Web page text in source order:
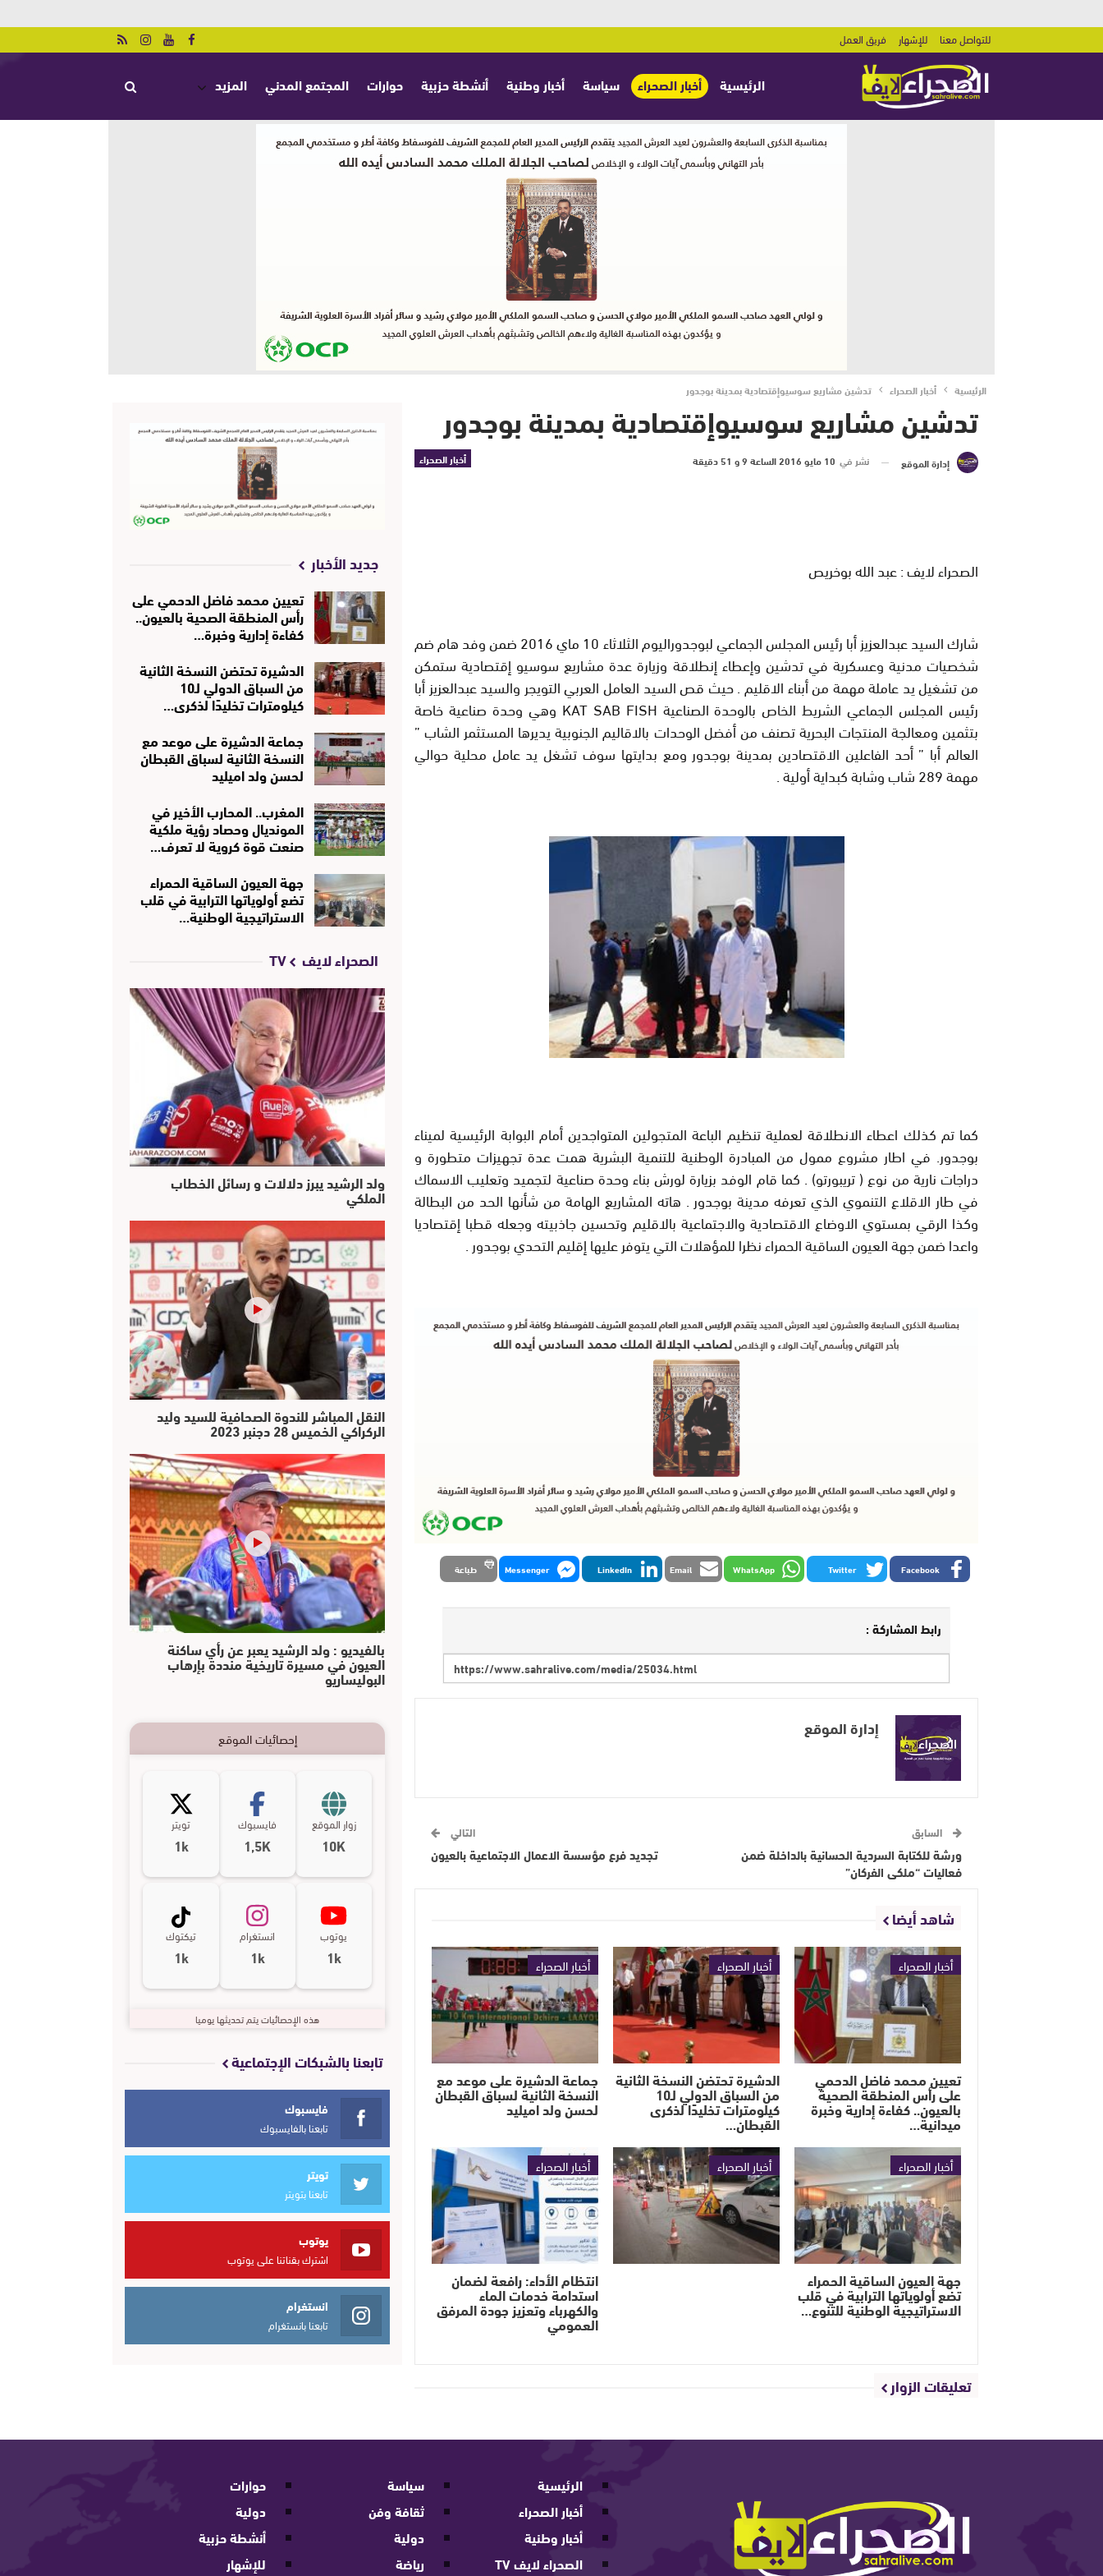
للتواصل معنا للإشهار فريق العمل
الرئيسية أخبار الصحراء سياسة أخبار وطنية أنشطة حزبية حوارات المجتمع المدني المزيد
الرئيسية أخبار الصحراء تدشين مشاريع سوسيوإقتصادية بمدينة بوجدور
تدشين مشاريع سوسيوإقتصادية بمدينة بوجدور
أخبار الصحراء إدارة الموقع نشر في 10 مايو 2016 الساعة 9 و 51 دقيقة
الصحراء لايف : عبد الله بوخريص
شارك السيد عبدالعزيز أبا رئيس المجلس الجماعي لبوجدوراليوم الثلاثاء 10 ماي 2016 ضمن وفد هام ضم
شخصيات مدنية وعسكرية في تدشين وإعطاء إنطلاقة وزيارة عدة مشاريع سوسيو إقتصادية ستمكن
من تشغيل يد عاملة مهمة من أبناء الاقليم.حيث قص السيد العامل العربي التويجر والسيد عبدالعزيز أبا
رئيس المجلس الجماعي الشريط الخاص بالوحدة الصناعية
وهي وحدة صناعية خاصة
بتثمين ومعالجة المنتجات البحرية تصنف من أفضل الوحدات بالاقاليم الجنوبية يديرها المستثمر الشاب ”
العالم أبا ” أحد الفاعلين الاقتصادين بمدينة بوجدور ومع بدايتها سوف تشغل يد عامل محلية حوالي
مهمة289شاب وشابة كبداية أولية.
كما تم كذلك اعطاء الانطلاقة لعملية تنظيم الباعة المتجولين المتواجدين أمام البوابة الرئيسية لميناء
بوجدور. في اطار مشروع ممول من المبادرة الوطنية للتنمية البشرية همت عدة تجهيزات متطورة و
دراجات نارية من نوع ( تريبورتو) . كما قام الوفد بزيارة لورش بناء وحدة صناعية لتجميد وتعليب الاسماك
في طار الاقلاع التنموي الذي تعرفه مدينة بوجدور . هاته المشاريع الهامة من شأنها الحد من البطالة
وكذا الرقي بمستوي الاوضاع الاقتصادية والاجتماعية بالاقليم وتحسين جاذبيته وجعله قطبا إقتصاديا
واعدا ضمن جهة العيون الساقية الحمراء نظرا للمؤهلات التي يتوفر عليها إقليم التحدي بوجدور .
Facebook
Twitter
WhatsApp
Email
LinkedIn
Messenger طباعة
رابط المشاركة :
إدارة الموقع
السابق
ورشة للكتابة السردية الحسانية بالداخلة ضمن
فعاليات “ملكى الفركان”
التالي
تجديد فرع مؤسسة الاعمال الاجتماعية بالعيون
شاهد أيضا
أخبار الصحراء
تعيين محمد فاضل الدحمي
على رأس المنطقة الصحية
بالعيون.. كفاءة إدارية وخبرة
ميدانية…
أخبار الصحراء
الدشيرة تحتضن النسخة الثانية
من السباق الدولي لـ10
كيلومترات تخليدًا لذكرى
القبطان…
أخبار الصحراء
جماعة الدشيرة على موعد مع
النسخة الثانية لسباق القبطان
لحسن ولد اميليد
أخبار الصحراء
جهة العيون الساقية الحمراء
تضع أولوياتها الترابية في قلب
الاستراتيجية الوطنية للتنوع…
أخبار الصحراء أخبار الصحراء
انتظام الأداء: رافعة لضمان
استدامة خدمات الماء
والكهرباء وتعزيز جودة المرفق
العمومي
تعليقات الزوار
جديد الأخبار
تعيين محمد فاضل الدحمي على
رأس المنطقة الصحية بالعيون..
كفاءة إدارية وخبرة…
الدشيرة تحتضن النسخة الثانية
من السباق الدولي لـ10
كيلومترات تخليدًا لذكرى…
جماعة الدشيرة على موعد مع
النسخة الثانية لسباق القبطان
لحسن ولد اميليد
المغرب.. المحارب الأخير في
المونديال وحصاد رؤية ملكية
صنعت قوة كروية لا تعرف…
جهة العيون الساقية الحمراء
تضع أولوياتها الترابية في قلب
الاستراتيجية الوطنية…
الصحراء لايف TV
ولد الرشيد يبرز دلالات و رسائل الخطاب
الملكي
النقل المباشر للندوة الصحافية للسيد وليد
الركراكي الخميس 28 دجنبر 2023
بالفيديو : ولد الرشيد يعبر عن رأي ساكنة
العيون في مسيرة تاريخية منددة بإرهاب
البوليساريو
إحصائيات الموقع
زوار الموقع
10K
فايسبوك
1,5K
تويتر
1k
يوتوب
1k
انستغرام
1k
تيكتوك
1k
هذه الإحصائيات يتم تحديثها يوميا
تابعنا بالشبكات الإجتماعية
فايسبوك
تابعنا بالفايسبوك
تويتر
تابعنا بتويتر
يوتوب
اشترك بقناتنا على يوتوب
انستغرام
تابعنا بانستغرام
الرئيسية
أخبار الصحراء
أخبار وطنية
الصحراء لايف TV
سياسة
ثقافة وفن
دولية
رياضة
حوارات
دولية
أنشطة حزبية
للإشهار